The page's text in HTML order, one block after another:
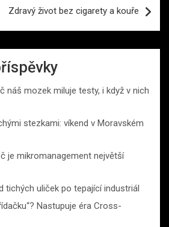
Zdravý život bez cigarety a kouře
náš mozek miluje testy, i když v nich
stezkami: víkend v Moravském
je mikromanagement největší
tichých uliček po tepající industriál
Nastupuje éra Cross-